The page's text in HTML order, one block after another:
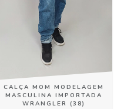
CALÇA MOM MODELAGEM
MASCULINA IMPORTADA
WRANGLER (38)